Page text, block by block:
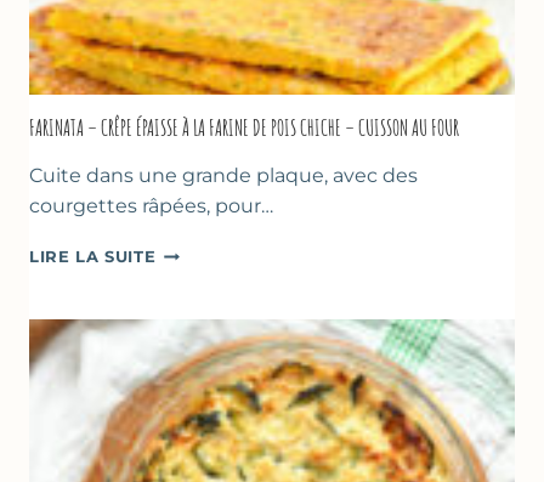
FARINATA – CRÊPE ÉPAISSE À LA FARINE DE POIS CHICHE – CUISSON AU FOUR
Cuite dans une grande plaque, avec des
courgettes râpées, pour…
LIRE LA SUITE FARINATA
ÉPAISSE
À
LA
FARINE
DE
POIS
CHICHE